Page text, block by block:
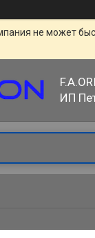
не может
ИП